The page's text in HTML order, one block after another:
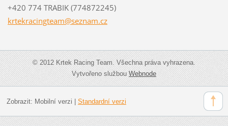
+420 774 TRABIK (774872245)
krtekracingteam@seznam.cz
© 2012 Krtek Racing Team. Všechna práva vyhrazena.
Vytvořeno službouWebnode
Zobrazit: Mobilní verzi Standardní verzi